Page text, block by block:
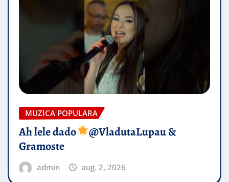
MUZICA POPULARA
Ah lele dado​
@VladutaLupau &
Gramoste
admin aug. 2, 2026